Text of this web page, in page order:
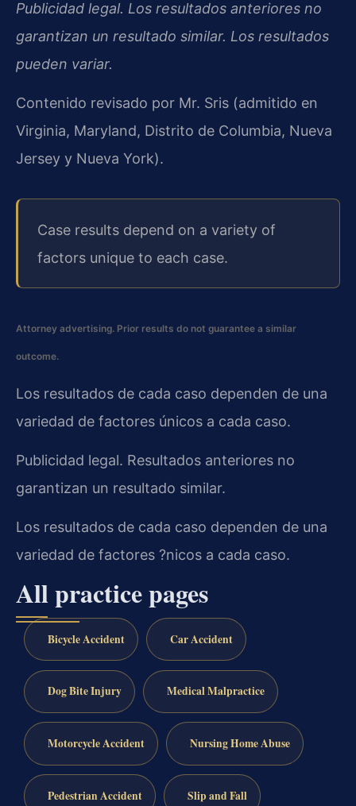
Publicidad legal. Los resultados anteriores no
garantizan un resultado similar. Los resultados
pueden variar.
Contenido revisado por Mr. Sris (admitido en
Virginia, Maryland, Distrito de Columbia, Nueva
Jersey y Nueva York).
Case results depend on a variety of
factors unique to each case.
Attorney advertising. Prior results do not guarantee a similar
outcome.
Los resultados de cada caso dependen de una
variedad de factores únicos a cada caso.
Publicidad legal. Resultados anteriores no
garantizan un resultado similar.
Los resultados de cada caso dependen de una
variedad de factores ?nicos a cada caso.
All practice pages
Bicycle Accident Car Accident
Dog Bite Injury Medical Malpractice
Motorcycle Accident Nursing Home Abuse
Pedestrian Accident Slip and Fall